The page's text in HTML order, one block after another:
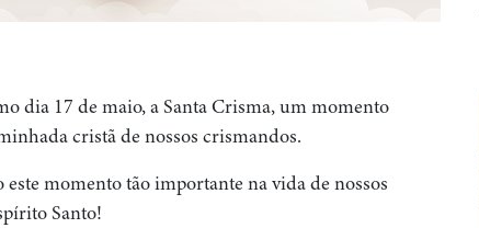
dia 17 de maio, a Santa Crisma, um momento
cristã de nossos crismandos.
momento tão importante na vida de nossos
Santo!